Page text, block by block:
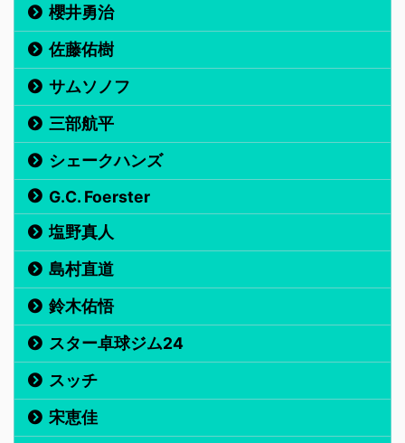
櫻井勇治
佐藤佑樹
サムソノフ
三部航平
シェークハンズ
G.C. Foerster
塩野真人
島村直道
鈴木佑悟
スター卓球ジム24
スッチ
宋恵佳